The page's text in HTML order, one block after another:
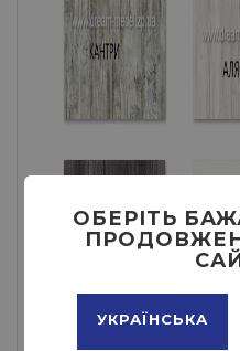
ОБЕРІТЬ
УКРАЇНСЬКА